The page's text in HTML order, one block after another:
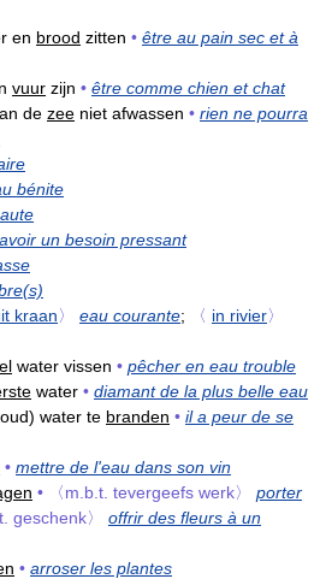
en brood zitten • être au pain sec et à
vuur zijn • être comme chien et chat
de zee niet afwassen • rien ne pourra
bénite
avoir un besoin pressant
kraan〉 eau courante; 〈 in rivier〉
water vissen • pêcher en eau trouble
water • diamant de la plus belle eau
water te branden • il a peur de se
• mettre de l'eau dans son vin
• 〈m.b.t. tevergeefs werk〉
porter
geschenk〉
offrir des fleurs à un
• arroser les plantes